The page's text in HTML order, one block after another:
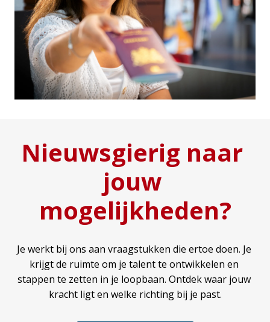
Nieuwsgierig naar
jouw
mogelijkheden?
Je werkt bij ons aan vraagstukken die ertoe doen. Je
krijgt de ruimte om je talent te ontwikkelen en
stappen te zetten in je loopbaan. Ontdek waar jouw
kracht ligt en welke richting bij je past.